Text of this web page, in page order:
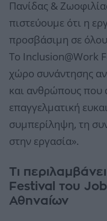
Πανίδας &
πιστεύουμε ότι η
προσβάσιμη σε
Το Inclusion@Work
χώρο συνάντησης
και ανθρώπους που
επαγγελματική
συμπερίληψη, τη
στην εργασία».
Τι
Festival του
Αθηναίων